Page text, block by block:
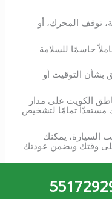
توقف المحرك، أو
حاسمًا للسلامة
بشأن التوقيت أو
الكويت على مدار
مستعدًا تمامًا لتشخيص
السيارة، يمكنك
وقتك ويضمن عودتك
دقائق معدودة،